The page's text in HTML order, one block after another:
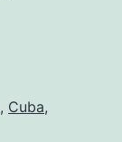
financia
, Cuba,